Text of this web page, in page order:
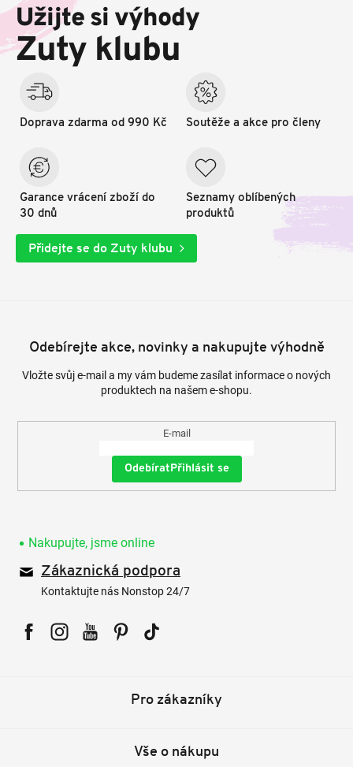
a
í
Užijte si výhody
Zuty klubu
Doprava zdarma od 990 Kč
Garance vrácení zboží do
30 dnů
Soutěže a akce pro členy
Seznamy oblíbených
produktů
Přidejte se do Zuty klubu
Odebírejte akce, novinky a nakupujte výhodně
Vložte svůj e-mail a my vám budeme zasílat informace o nových
produktech na našem e-shopu.
E-mail
Přihlásit se
Nakupujte, jsme online
Zákaznická podpora
Kontaktujte nás Nonstop 24/7
Pro zákazníky
Vše o nákupu